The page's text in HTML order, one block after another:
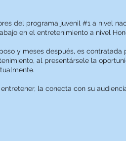
del programa juvenil #1 a nivel
en el entretenimiento a nivel
y meses después, es
al presentársele la
la conecta con su